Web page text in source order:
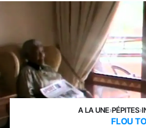
A LA UNE›PÉPITES›
FLOU